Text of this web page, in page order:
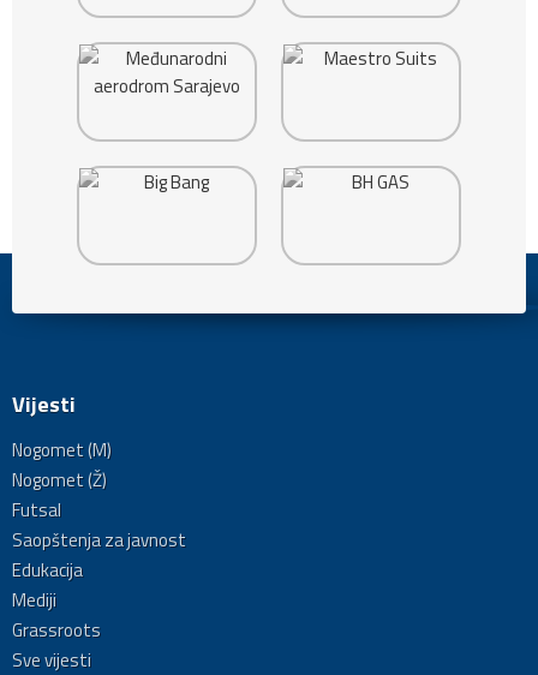
Vijesti
Nogomet (M)
Nogomet (Ž)
Futsal
Saopštenja za javnost
Edukacija
Mediji
Grassroots
Sve vijesti